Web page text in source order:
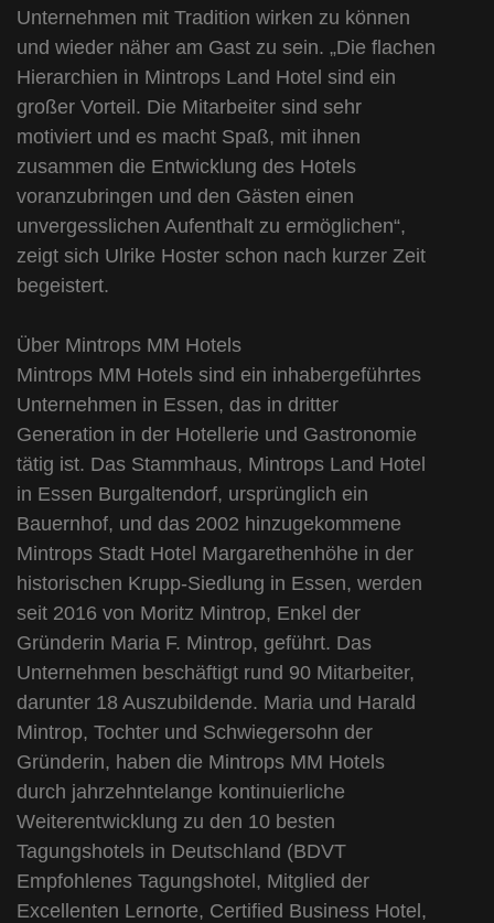
Unternehmen mit Tradition wirken zu können
und wieder näher am Gast zu sein. „Die flachen
Hierarchien in Mintrops Land Hotel sind ein
großer Vorteil. Die Mitarbeiter sind sehr
motiviert und es macht Spaß, mit ihnen
zusammen die Entwicklung des Hotels
voranzubringen und den Gästen einen
unvergesslichen Aufenthalt zu ermöglichen“,
zeigt sich Ulrike Hoster schon nach kurzer Zeit
begeistert.
Über Mintrops MM Hotels
Mintrops MM Hotels sind ein inhabergeführtes
Unternehmen in Essen, das in dritter
Generation in der Hotellerie und Gastronomie
tätig ist. Das Stammhaus, Mintrops Land Hotel
in Essen Burgaltendorf, ursprünglich ein
Bauernhof, und das 2002 hinzugekommene
Mintrops Stadt Hotel Margarethenhöhe in der
historischen Krupp-Siedlung in Essen, werden
seit 2016 von Moritz Mintrop, Enkel der
Gründerin Maria F. Mintrop, geführt. Das
Unternehmen beschäftigt rund 90 Mitarbeiter,
darunter 18 Auszubildende. Maria und Harald
Mintrop, Tochter und Schwiegersohn der
Gründerin, haben die Mintrops MM Hotels
durch jahrzehntelange kontinuierliche
Weiterentwicklung zu den 10 besten
Tagungshotels in Deutschland (BDVT
Empfohlenes Tagungshotel, Mitglied der
Excellenten Lernorte, Certified Business Hotel,